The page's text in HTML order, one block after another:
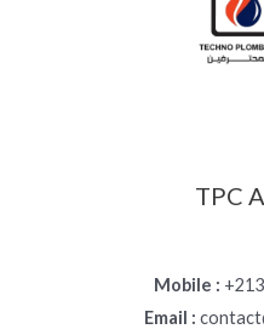
TPC
Mobile :
Email :